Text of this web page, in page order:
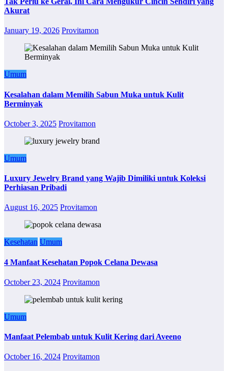
Akurat
January 19, 2026 Provitamon
Umum
Kesalahan dalam Memilih Sabun Muka untuk Kulit
Berminyak
October 3, 2025 Provitamon
Umum
Luxury Jewelry Brand yang Wajib Dimiliki untuk Koleksi
Perhiasan Pribadi
August 16, 2025 Provitamon
Kesehatan Umum
4 Manfaat Kesehatan Popok Celana Dewasa
October 23, 2024 Provitamon
Umum
Manfaat Pelembab untuk Kulit Kering dari Aveeno
October 16, 2024 Provitamon